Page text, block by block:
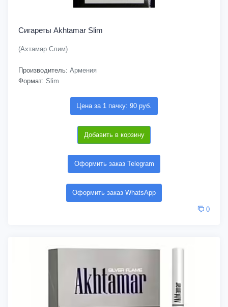
Сигареты Akhtamar Slim
(Ахтамар Слим)
Производитель: Армения
Формат: Slim
Цена за 1 пачку: 90 руб.
Добавить в корзину
Оформить заказ Telegram
Оформить заказ WhatsApp
0